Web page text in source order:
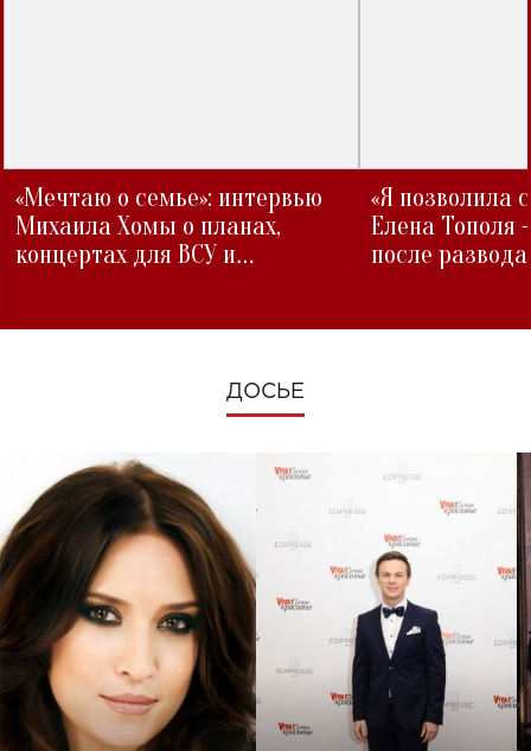
«Мечтаю о семье»: интервью
Михаила Хомы о планах,
концертах для ВСУ и
«Я позволила
Елена Тополя
после развода
ДОСЬЕ